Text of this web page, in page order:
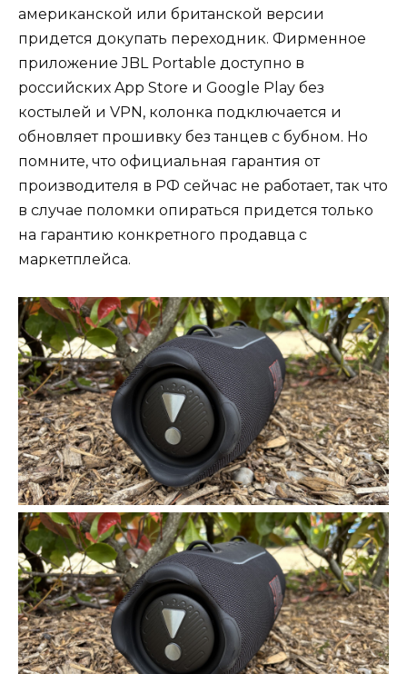
американской или британской версии
придется докупать переходник. Фирменное
приложение JBL Portable доступно в
российских App Store и Google Play без
костылей и VPN, колонка подключается и
обновляет прошивку без танцев с бубном. Но
помните, что официальная гарантия от
производителя в РФ сейчас не работает, так что
в случае поломки опираться придется только
на гарантию конкретного продавца с
маркетплейса.